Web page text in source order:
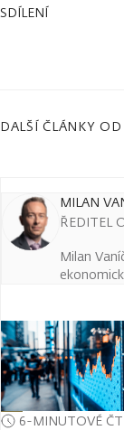
SDÍLENÍ
DALŠÍ ČLÁNKY
MILAN
ŘEDITEL
Milan
6-MINUTOVÉ